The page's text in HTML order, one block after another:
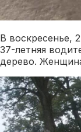
В воскресенье,
37-летняя
дерево.